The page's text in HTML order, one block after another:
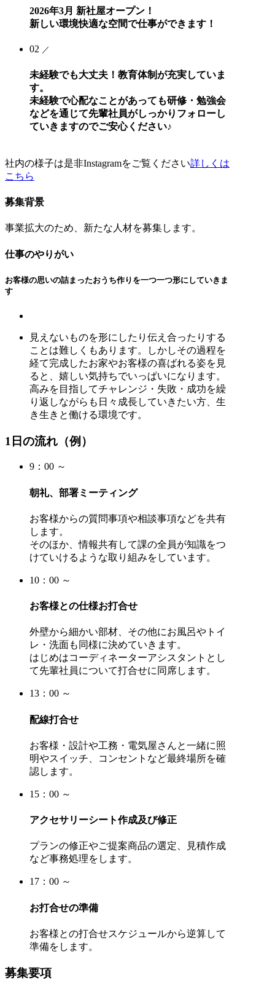
2026年3月 新社屋オープン！
新しい環境快適な空間で仕事ができます！
02 ／
未経験でも大丈夫！教育体制が充実していま
す。
未経験で心配なことがあっても研修・勉強会
などを通じて先輩社員がしっかりフォローし
ていきますのでご安心ください♪
社内の様子は是非Instagramをご覧ください詳しくは
こちら
募集背景
事業拡大のため、新たな人材を募集します。
仕事のやりがい
お客様の思いの詰まったおうち作りを一つ一つ形にしていきま
す
見えないものを形にしたり伝え合ったりする
ことは難しくもあります。しかしその過程を
経て完成したお家やお客様の喜ばれる姿を見
ると、嬉しい気持ちでいっぱいになります。
高みを目指してチャレンジ・失敗・成功を繰
り返しながらも日々成長していきたい方、生
き生きと働ける環境です。
1日の流れ（例）
9：00 ～
朝礼、部署ミーティング
お客様からの質問事項や相談事項などを共有
します。
そのほか、情報共有して課の全員が知識をつ
けていけるような取り組みをしています。
10：00 ～
お客様との仕様お打合せ
外壁から細かい部材、その他にお風呂やトイ
レ・洗面も同様に決めていきます。
はじめはコーディネーターアシスタントとし
て先輩社員について打合せに同席します。
13：00 ～
配線打合せ
お客様・設計や工務・電気屋さんと一緒に照
明やスイッチ、コンセントなど最終場所を確
認します。
15：00 ～
アクセサリーシート作成及び修正
プランの修正やご提案商品の選定、見積作成
など事務処理をします。
17：00 ～
お打合せの準備
お客様との打合せスケジュールから逆算して
準備をします。
募集要項